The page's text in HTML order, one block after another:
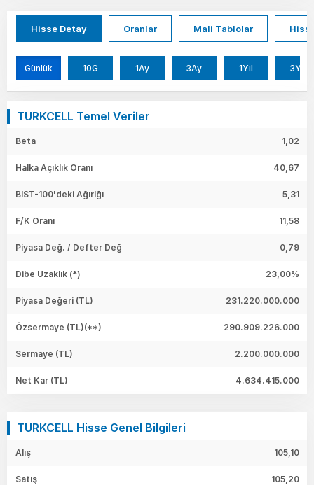
Hisse Detay Oranlar Mali Tablolar
Günlük 10G 1Ay 3Ay 1Yıl 3Yıl
TURKCELL Temel Veriler
Beta 1,02
Halka Açıklık Oranı 40,67
BIST-100'deki Ağırlğı 5,31
F/K Oranı 11,58
Piyasa Değ. / Defter Değ 0,79
Dibe Uzaklık (*) 23,00%
Piyasa Değeri (TL) 231.220.000.000
Özsermaye (TL)(**) 290.909.226.000
Sermaye (TL) 2.200.000.000
Net Kar (TL) 4.634.415.000
TURKCELL Hisse Genel Bilgileri
Alış 105,10
Satış 105,20